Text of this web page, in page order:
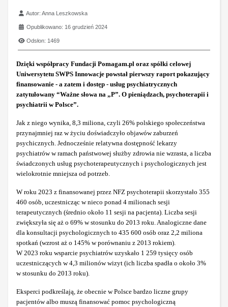
Szczegóły
Autor:Anna Leszkowska
Opublikowano: 16 grudzień 2024
Odsłon: 1469
Dzięki współpracy Fundacji Pomagam.pl oraz spółki celowej
Uniwersytetu SWPS Innowacje powstał pierwszy raport pokazujący
finansowanie - a zatem i dostęp - usług psychiatrycznych
zatytułowany “Ważne słowa na „P”. O pieniądzach, psychoterapii i
psychiatrii w Polsce”.
Jak z niego wynika, 8,3 miliona, czyli 26% polskiego społeczeństwa
przynajmniej raz w życiu doświadczyło objawów zaburzeń
psychicznych. Jednocześnie relatywna dostępność lekarzy
psychiatrów w ramach państwowej służby zdrowia nie wzrasta, a liczba
świadczonych usług psychoterapeutycznych i psychologicznych jest
wielokrotnie mniejsza od potrzeb.
W roku 2023 z finansowanej przez NFZ psychoterapii skorzystało 355
460 osób, uczestnicząc w nieco ponad 4 milionach sesji
terapeutycznych (średnio około 11 sesji na pacjenta). Liczba sesji
zwiększyła się aż o 69% w stosunku do 2013 roku. Analogiczne dane
dla konsultacji psychologicznych to 435 600 osób oraz 2,2 miliona
spotkań (wzrost aż o 145% w porównaniu z 2013 rokiem).
W 2023 roku wsparcie psychiatrów uzyskało 1 259 tysięcy osób
uczestniczących w 4,3 milionów wizyt (ich liczba spadła o około 3%
w stosunku do 2013 roku).
Eksperci podkreślają, że obecnie w Polsce bardzo liczne grupy
pacjentów albo muszą finansować pomoc psychologiczną